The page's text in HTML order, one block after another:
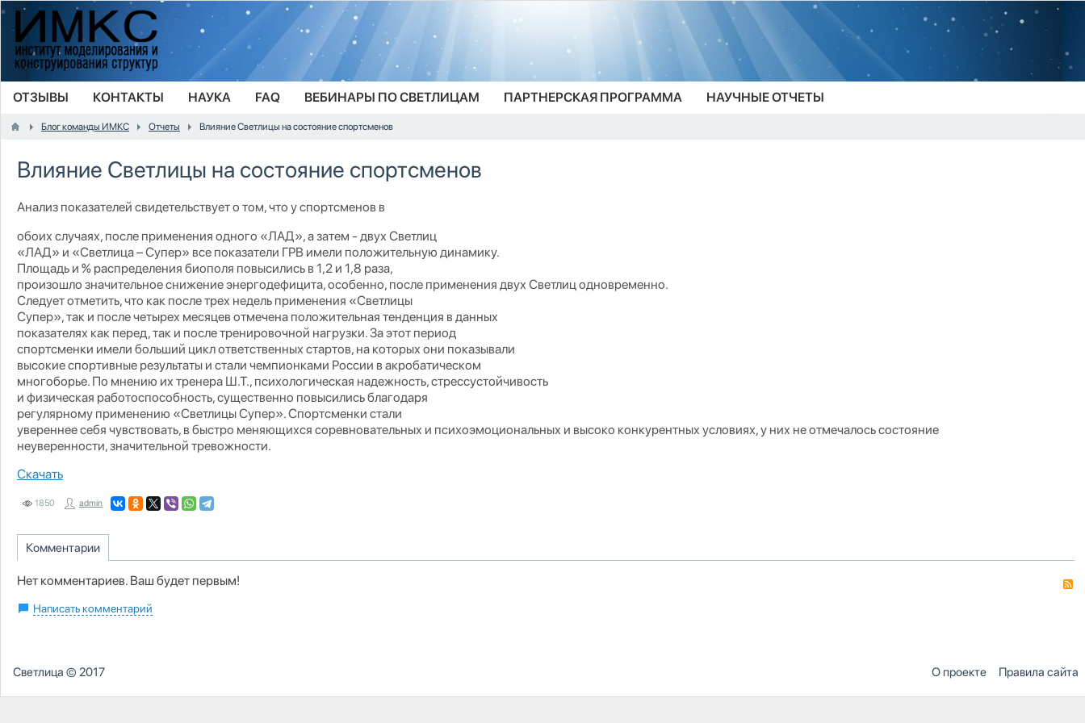
ОТЗЫВЫ КОНТАКТЫ НАУКА FAQ ВЕБИНАРЫ ПО СВЕТЛИЦАМ ПАРТНЕРСКАЯ ПРОГРАММА НАУЧНЫЕ ОТЧЕТЫ
Блог команды ИМКС Отчеты Влияние Светлицы на состояние спортсменов
Влияние Светлицы на состояние спортсменов
Анализ показателей свидетельствует о том, что у спортсменов в
обоих случаях, после применения одного «ЛАД», а затем - двух Светлиц
«ЛАД» и «Светлица – Супер» все показатели ГРВ имели положительную динамику.
Площадь и % распределения биополя повысились в 1,2 и 1,8 раза,
произошло значительное снижение энергодефицита, особенно, после применения двух Светлиц одновременно.
Следует отметить, что как после трех недель применения «Светлицы
Супер», так и после четырех месяцев отмечена положительная тенденция в данных
показателях как перед, так и после тренировочной нагрузки. За этот период
спортсменки имели больший цикл ответственных стартов, на которых они показывали
высокие спортивные результаты и стали чемпионками России в акробатическом
многоборье. По мнению их тренера Ш.Т., психологическая надежность, стрессустойчивость
и физическая работоспособность, существенно повысились благодаря
регулярному применению «Светлицы Супер». Спортсменки стали
увереннее себя чувствовать, в быстро меняющихся соревновательных и психоэмоциональных и высоко конкурентных условиях, у них не отмечалось состояние
неуверенности, значительной тревожности.
Скачать
1850 admin
Комментарии
Нет комментариев. Ваш будет первым!
Написать комментарий
Светлица © 2017 О проекте Правила сайта